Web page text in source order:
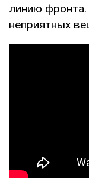
линию
неприятных